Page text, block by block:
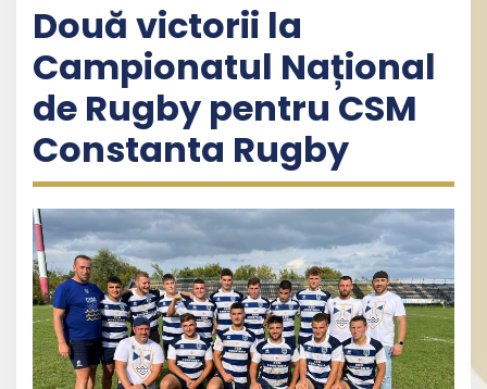
Două victorii la
Campionatul Național
de Rugby pentru CSM
Constanta Rugby